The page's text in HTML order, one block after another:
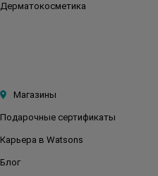
Дерматокосметика
Магазины
Подарочные сертификаты
Карьера в Watsons
Блог